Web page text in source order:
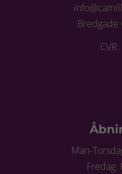
Bredgade
Man-
Fredag: